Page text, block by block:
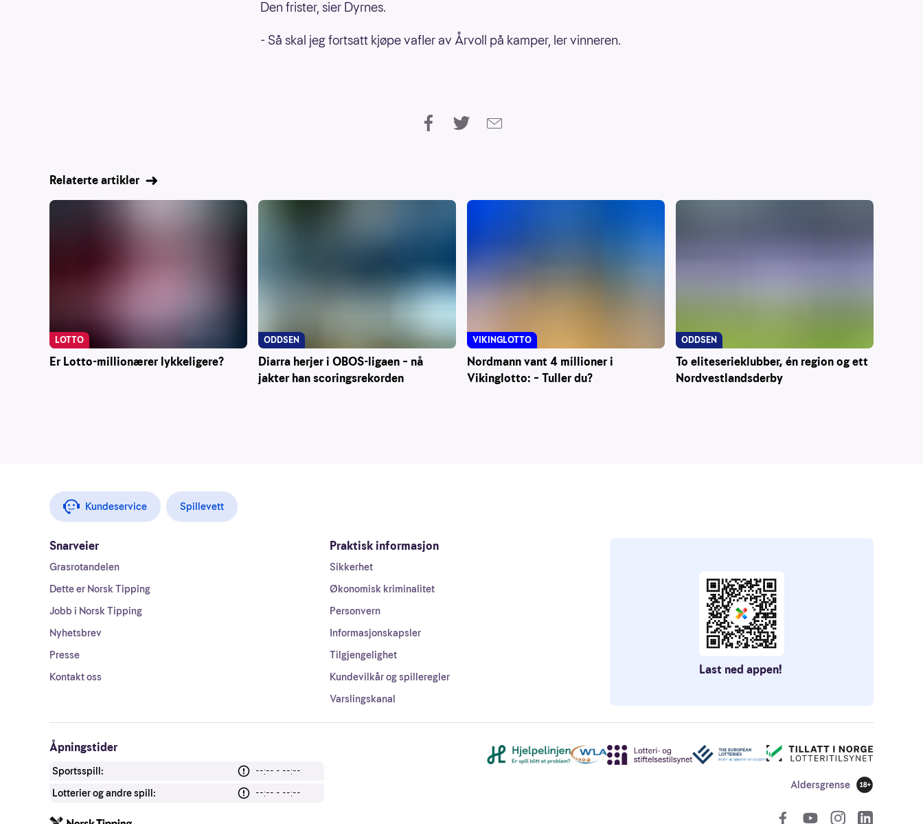
Den frister, sier Dyrnes.
- Så skal jeg fortsatt kjøpe vafler av Årvoll på kamper, ler vinneren.
Relaterte artikler
Er Lotto-millionærer lykkeligere?
LOTTO
Diarra herjer i OBOS-ligaen – nå
jakter han scoringsrekorden
ODDSEN
Nordmann vant 4 millioner i
Vikinglotto: – Tuller du?
VIKINGLOTTO
To eliteserieklubber, én region og ett
Nordvestlandsderby
ODDSEN
Kundeservice Spillevett
Snarveier
Grasrotandelen
Dette er Norsk Tipping
Jobb i Norsk Tipping
Nyhetsbrev
Presse
Kontakt oss
Praktisk informasjon
Sikkerhet
Økonomisk kriminalitet
Personvern
Informasjonskapsler
Tilgjengelighet
Kundevilkår og spilleregler
Varslingskanal
Last ned appen!
Åpningstider
Sportsspill:
--:-- - --:--
Lotterier og andre spill:
--:-- - --:--
Aldersgrense
18 år